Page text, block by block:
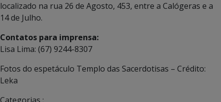
localizado na rua 26 de Agosto, 453, entre a Calógeras e a
14 de Julho.
Contatos para imprensa:
Lisa Lima: (67) 9244-8307
Fotos do espetáculo Templo das Sacerdotisas – Crédito:
Leka